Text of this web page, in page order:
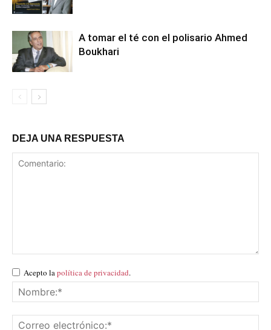
A tomar el té con el polisario Ahmed
Boukhari
DEJA UNA RESPUESTA
Acepto la política de privacidad.